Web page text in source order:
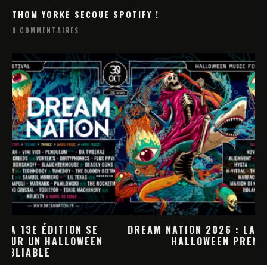
THOM YORKE SECOUE SPOTIFY !
0 COMMENTAIRES
DREAM NATION 2026 : LA PROGRAMMATION
HALLOWEEN PREND FORME